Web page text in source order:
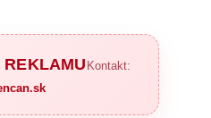
REKLAMU Kontakt: